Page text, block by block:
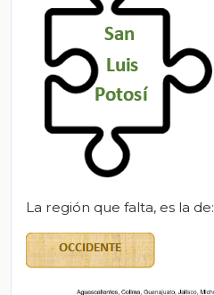
La región que falta, es la de: